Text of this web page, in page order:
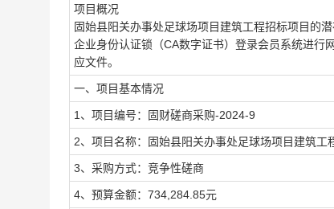
项目概况
固始县阳关办事处足球场项目建筑工程招标项目的
企业身份认证锁（CA数字证书）登录会员系统进行
应文件。
一、项目基本情况
1、项目编号：固财磋商采购-2024-9
2、项目名称：固始县阳关办事处足球场项目建筑工
3、采购方式：竞争性磋商
4、预算金额：734,284.85元